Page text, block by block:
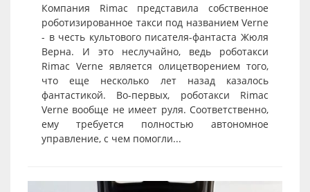
Компания Rimac представила собственное
роботизированное такси под названием Verne
- в честь культового писателя-фантаста Жюля
Верна. И это неслучайно, ведь роботакси
Rimac Verne является олицетворением того,
что еще несколько лет назад казалось
фантастикой. Во-первых, роботакси Rimac
Verne вообще не имеет руля. Соответственно,
ему требуется полностью автономное
управление, с чем помогли...